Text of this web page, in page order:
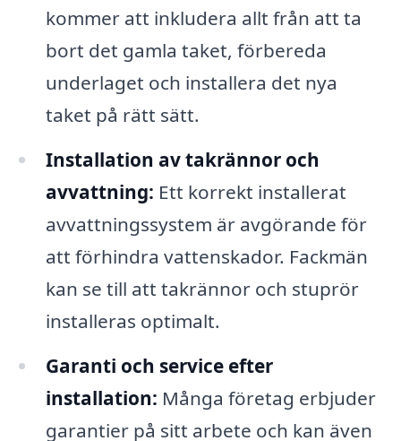
kommer att inkludera allt från att ta
bort det gamla taket, förbereda
underlaget och installera det nya
taket på rätt sätt.
Installation av takrännor och
avvattning: Ett korrekt installerat
avvattningssystem är avgörande för
att förhindra vattenskador. Fackmän
kan se till att takrännor och stuprör
installeras optimalt.
Garanti och service efter
installation: Många företag erbjuder
garantier på sitt arbete och kan även